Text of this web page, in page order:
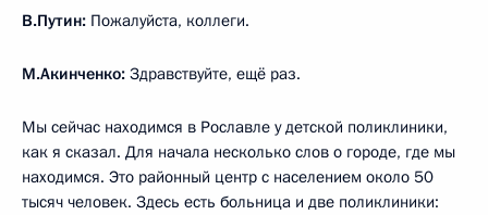
В.Путин: Пожалуйста, коллеги.
М.Акинченко: Здравствуйте, ещё раз.
Мы сейчас находимся в Рославле у детской поликлиники,
как я сказал. Для начала несколько слов о городе, где мы
находимся. Это районный центр с населением около 50
тысяч человек. Здесь есть больница и две поликлиники: